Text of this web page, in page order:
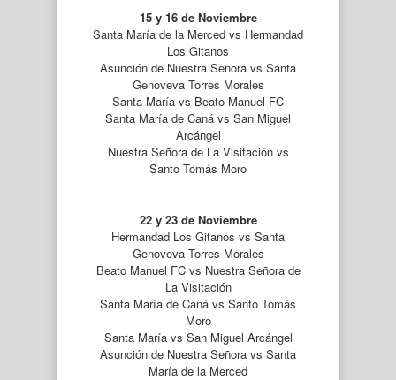
15 y 16 de Noviembre
Santa María de la Merced vs Hermandad
Los Gitanos
Asunción de Nuestra Señora vs Santa
Genoveva Torres Morales
Santa María vs Beato Manuel FC
Santa María de Caná vs San Miguel
Arcángel
Nuestra Señora de La Visitación vs
Santo Tomás Moro
22 y 23 de Noviembre
Hermandad Los Gitanos vs Santa
Genoveva Torres Morales
Beato Manuel FC vs Nuestra Señora de
La Visitación
Santa María de Caná vs Santo Tomás
Moro
Santa María vs San Miguel Arcángel
Asunción de Nuestra Señora vs Santa
María de la Merced